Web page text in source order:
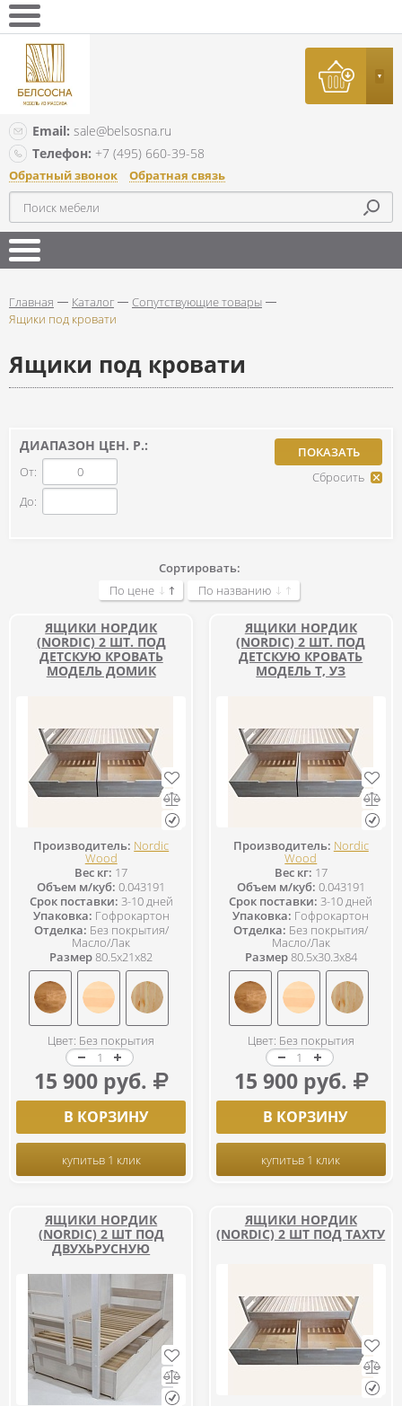
Email: sale@belsosna.ru
Телефон: +7 (495) 660-39-58
Обратный звонок Обратная связь
Главная Каталог
Сопутствующие товары
Ящики под кровати
Ящики под кровати
ДИАПАЗОН ЦЕН. Р.:
От:
До:
Сортировать:
По цене
По названию
ЯЩИКИ НОРДИК
(NORDIC) 2 ШТ. ПОД
ДЕТСКУЮ КРОВАТЬ
МОДЕЛЬ ДОМИК
Производитель: Nordic
Wood
Вес кг: 17
Объем м/куб: 0.043191
Срок поставки: 3-10 дней
Упаковка: Гофрокартон
Отделка: Без покрытия/
Масло/Лак
Размер80.5x21x82
Цвет: Без покрытия
15 900 руб.
В КОРЗИНУ
купитьв 1 клик
ЯЩИКИ НОРДИК
(NORDIC) 2 ШТ. ПОД
ДЕТСКУЮ КРОВАТЬ
МОДЕЛЬ Т, УЗ
Производитель: Nordic
Wood
Вес кг: 17
Объем м/куб: 0.043191
Срок поставки: 3-10 дней
Упаковка: Гофрокартон
Отделка: Без покрытия/
Масло/Лак
Размер80.5x30.3x84
Цвет: Без покрытия
15 900 руб.
В КОРЗИНУ
купитьв 1 клик
ЯЩИКИ НОРДИК
(NORDIC) 2 ШТ ПОД
ДВУХЬРУСНУЮ
ЯЩИКИ НОРДИК
(NORDIC) 2 ШТ ПОД ТАХТУ